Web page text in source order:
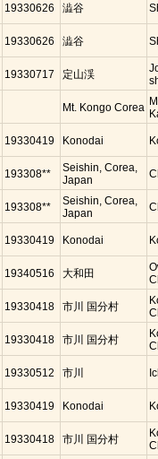
19330626 澁谷
19330626 澁谷
19330717 定山渓
Mt. Kongo Corea
19330419 Konodai
193308**
Seishin, Corea,
Japan
193308**
Seishin, Corea,
Japan
19330419 Konodai
19340516 大和田
19330418 市川 国分村
19330418 市川 国分村
19330512 市川
19330419 Konodai
19330418 市川 国分村